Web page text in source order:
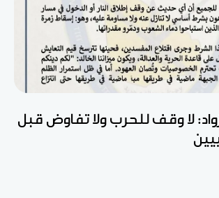
لا وقف للحرب ولا تفاوض قبل